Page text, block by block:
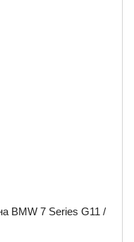
BMW 7 Series G11 /